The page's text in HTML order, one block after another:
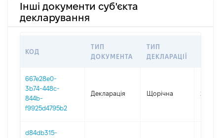
Інші документи суб'єкта
декларування
КОД
ТИП
ДОКУМЕНТА
ТИП
ДЕКЛАРАЦІЇ
667e28e0-
3b74-448c-
844b-
f9925d4795b2
Декларація Щорічна 2025
d84db315-